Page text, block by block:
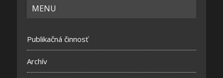
MENU
Publikačná činnosť
Archív